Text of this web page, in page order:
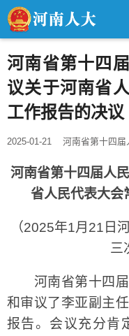
河南省第十四
议关于河南省
工作报告的决议
2025-01-21 河南省第十四届
河南省第十四届人
省人民代表大会
（2025年1月21日
三
河南省第十四届
和审议了李亚副主
报告。会议充分肯